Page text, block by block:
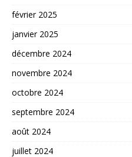
février 2025
janvier 2025
décembre 2024
novembre 2024
octobre 2024
septembre 2024
août 2024
juillet 2024